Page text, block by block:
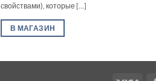
свойствами), которые [...]
В МАГАЗИН